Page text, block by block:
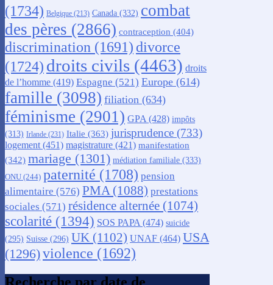
(1734) Belgique (213) Canada (332) combat
des pères (2866) contraception (404)
discrimination (1691) divorce
(1724) droits civils (4463) droits
de l’homme (419) Espagne (521) Europe (614)
famille (3098) filiation (634)
féminisme (2901) GPA (428) impôts
(313) Irlande (231) Italie (363) jurisprudence (733)
logement (451) magistrature (421) manifestation
(342) mariage (1301) médiation familiale (333)
ONU (244) paternité (1708) pension
alimentaire (576) PMA(1088) prestations
sociales (571) résidence alternée (1074)
scolarité (1394) SOS PAPA(474) suicide
(295) Suisse (296) UK (1102) UNAF (464) USA
(1296)violence (1692)